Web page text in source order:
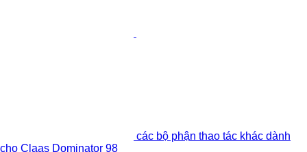
các bộ phận thao tác khác dành
cho Claas Dominator 98